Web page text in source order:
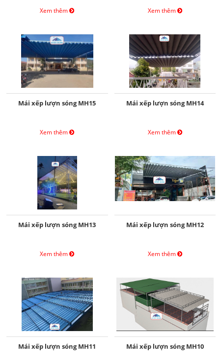
Xem thêm Xem thêm
Mái xếp lượn sóng MH15
Xem thêm
Mái xếp lượn sóng MH14
Xem thêm
Mái xếp lượn sóng MH13
Xem thêm
Mái xếp lượn sóng MH12
Xem thêm
Mái xếp lượn sóng MH11 Mái xếp lượn sóng MH10